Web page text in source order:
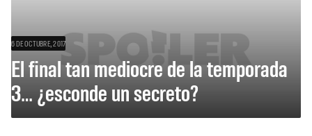
6 DE OCTUBRE, 2017
El final tan mediocre de la temporada
3… ¿esconde un secreto?